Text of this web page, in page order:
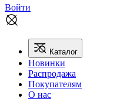
Войти
Каталог
Новинки
Распродажа
Покупателям
О нас